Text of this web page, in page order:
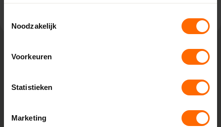
Noodzakelijk
Voorkeuren
Statistieken
Marketing
Lokaal geproduceerd in onze eigen
Bij Skodora bestel je kunststof kozijnen rechtstreeks bij de
Heerenveen en Meppel garanderen we scherpe prijzen,